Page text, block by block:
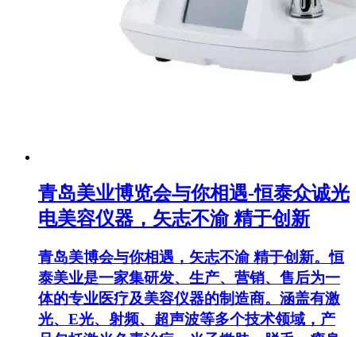
青岛美业博览会与你相遇-恒泰众诚光
电美容仪器，矢志不渝 精于创新
青岛美博会与你相遇，矢志不渝 精于创新。恒
泰美业是一家集研发、生产、营销、售后为一
体的专业医疗及美容仪器的制造商。涵盖有激
光、E光、射频、超声波等多个技术领域，产